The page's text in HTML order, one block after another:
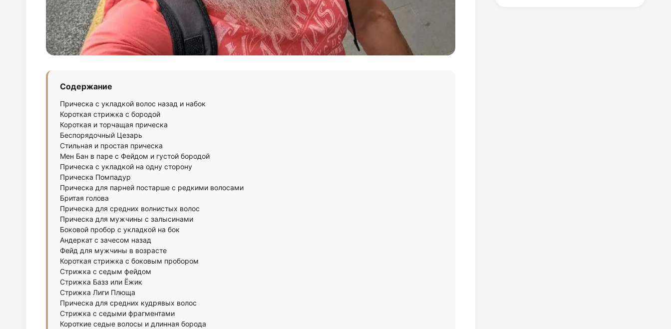
Содержание
Прическа с укладкой волос назад и набок
Короткая стрижка с бородой
Короткая и торчащая прическа
Беспорядочный Цезарь
Стильная и простая прическа
Мен Бан в паре с Фейдом и густой бородой
Прическа с укладкой на одну сторону
Прическа Помпадур
Прическа для парней постарше с редкими волосами
Бритая голова
Прическа для средних волнистых волос
Прическа для мужчины с залысинами
Боковой пробор с укладкой на бок
Андеркат с зачесом назад
Фейд для мужчины в возрасте
Короткая стрижка с боковым пробором
Стрижка с седым фейдом
Стрижка Базз или Ёжик
Стрижка Лиги Плюща
Прическа для средних кудрявых волос
Стрижка с седыми фрагментами
Короткие седые волосы и длинная борода